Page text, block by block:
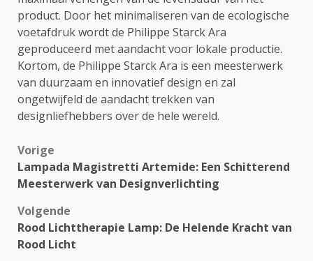
product. Door het minimaliseren van de ecologische
voetafdruk wordt de Philippe Starck Ara
geproduceerd met aandacht voor lokale productie.
Kortom, de Philippe Starck Ara is een meesterwerk
van duurzaam en innovatief design en zal
ongetwijfeld de aandacht trekken van
designliefhebbers over de hele wereld.
Bericht
navigatie
Vorige
Lampada Magistretti Artemide: Een Schitterend
Meesterwerk van Designverlichting
Volgende
Rood Lichttherapie Lamp: De Helende Kracht van
Rood Licht